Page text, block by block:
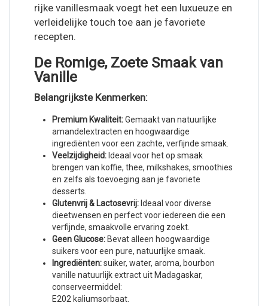
rijke vanillesmaak voegt het een luxueuze en
verleidelijke touch toe aan je favoriete
recepten.
De Romige, Zoete Smaak van
Vanille
Belangrijkste Kenmerken:
Premium Kwaliteit:Gemaakt van natuurlijke
amandelextracten en hoogwaardige
ingrediënten voor een zachte, verfijnde smaak.
Veelzijdigheid: Ideaal voor het op smaak
brengen van koffie, thee, milkshakes, smoothies
en zelfs als toevoeging aan je favoriete
desserts.
Glutenvrij & Lactosevrij: Ideaal voor diverse
dieetwensen en perfect voor iedereen die een
verfijnde, smaakvolle ervaring zoekt.
Geen Glucose: Bevat alleen hoogwaardige
suikers voor een pure, natuurlijke smaak.
Ingrediënten:suiker, water, aroma, bourbon
vanille natuurlijk extract uit Madagaskar,
conserveermiddel:
E202 kaliumsorbaat.